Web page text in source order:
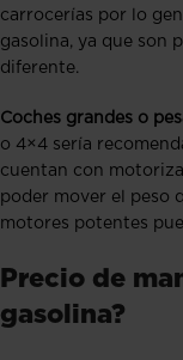
carrocerías por lo
gasolina, ya que son
diferente.
Coches grandes o
o 4×4 sería
cuentan con
poder mover el peso
motores potentes
Precio de
gasolina?